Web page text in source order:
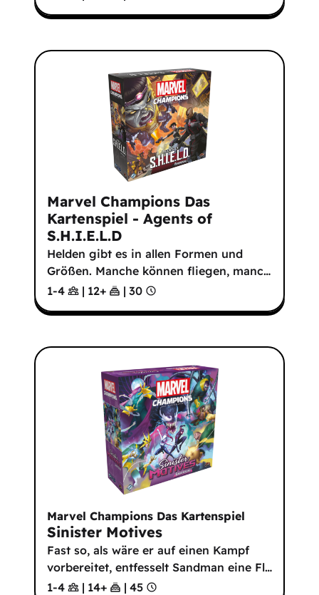
Marvel Champions Das
Kartenspiel - Agents of
S.H.I.E.L.D
Helden gibt es in allen Formen und
Größen. Manche können fliegen, manc…
1-4
| 12+ | 30
Marvel Champions Das Kartenspiel
Sinister Motives
Fast so, als wäre er auf einen Kampf
vorbereitet, entfesselt Sandman eine Fl…
1-4
| 14+ | 45